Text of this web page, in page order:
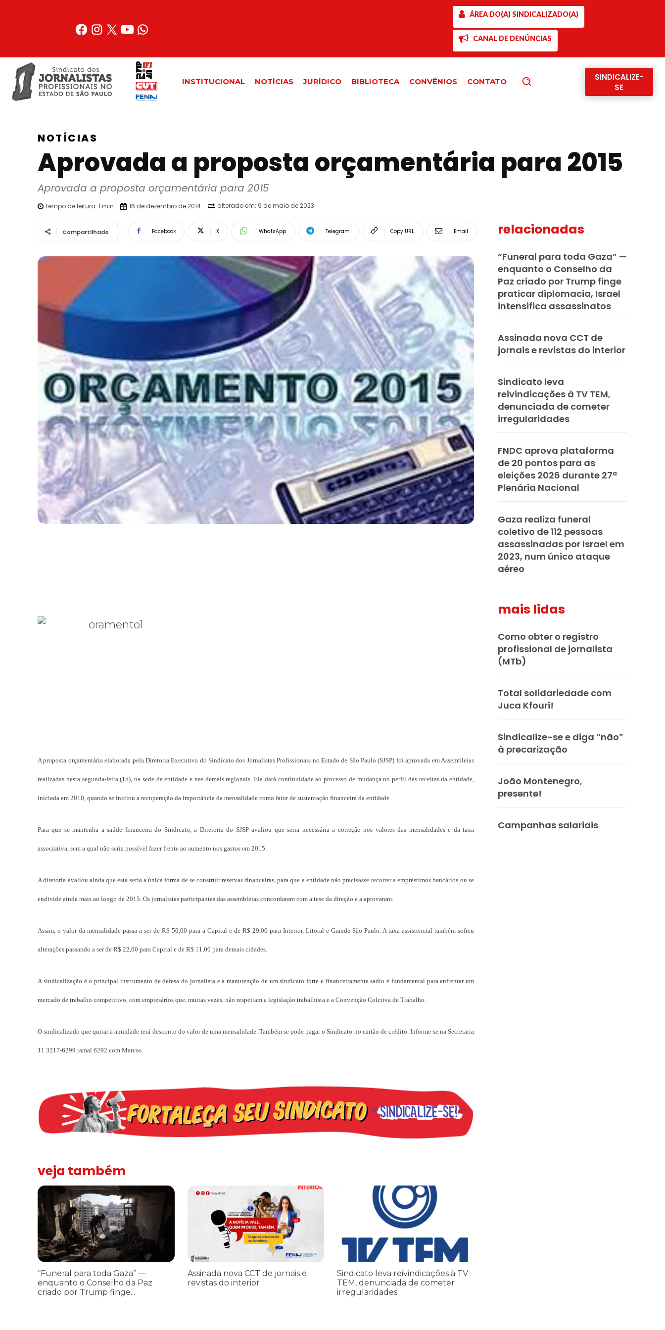
ÁREA DO(A) SINDICALIZADO(A)
CANAL DE DENÚNCIAS
INSTITUCIONAL NOTÍCIAS JURÍDICO BIBLIOTECA CONVÊNIOS CONTATO
SINDICALIZE-
SE
NOTÍCIAS
Aprovada a proposta orçamentária para 2015
Aprovada a proposta orçamentária para 2015
tempo de leitura: 1 min. 16 de dezembro de 2014 alterado em: 9 de maio de 2023
Compartilhado Facebook X WhatsApp Telegram Copy URL Email
A proposta orçamentária elaborada pela Diretoria Executiva do Sindicato dos Jornalistas Profissionais no Estado de São Paulo (SJSP) foi aprovada em Assembleias
realizadas nesta segunda-feira (15), na sede da entidade e nas demais regionais. Ela dará continuidade ao processo de mudança no perfil das receitas da entidade,
iniciada em 2010, quando se iniciou a recuperação da importância da mensalidade como fator de sustentação financeira da entidade.
Para que se mantenha a saúde financeira do Sindicato, a Diretoria do SJSP avaliou que seria necessária a correção nos valores das mensalidades e da taxa
associativa, sem a qual não seria possível fazer frente ao aumento nos gastos em 2015.
A diretoria avaliou ainda que esta seria a única forma de se construir reservas financeiras, para que a entidade não precisasse recorrer a empréstimos bancários ou se
endivide ainda mais ao longo de 2015. Os jornalistas participantes das assembleias concordaram com a tese da direção e a aprovaram.
Assim, o valor da mensalidade passa a ser de R$ 50,00 para a Capital e de R$ 29,00 para Interior, Litoral e Grande São Paulo. A taxa assistencial também sofreu
alterações passando a ser de R$ 22,00 para Capital e de R$ 11,00 para demais cidades.
A sindicalização é o principal instrumento de defesa do jornalista e a manutenção de um sindicato forte e financeiramente sadio é fundamental para enfrentar um
mercado de trabalho competitivo, com empresários que, muitas vezes, não respeitam a legislação trabalhista e a Convenção Coletiva de Trabalho.
O sindicalizado que quitar a anuidade terá desconto do valor de uma mensalidade. Também se pode pagar o Sindicato no cartão de crédito. Informe-se na Secretaria
11 3217-6299 ramal 6292 com Marcos.
veja também
“Funeral para toda Gaza” — enquanto o Conselho da Paz criado por Trump finge praticar diplomacia, Israel intensifica assassinatos
“Funeral para toda Gaza” —
enquanto o Conselho da Paz
criado por Trump finge...
Assinada nova CCT de jornais e revistas do interior
Assinada nova CCT de jornais e
revistas do interior
Sindicato leva reivindicações à TV TEM, denunciada de cometer irregularidades
Sindicato leva reivindicações à TV
TEM, denunciada de cometer
irregularidades
relacionadas
“Funeral para toda Gaza” —
enquanto o Conselho da
Paz criado por Trump finge
praticar diplomacia, Israel
intensifica assassinatos
Assinada nova CCT de
jornais e revistas do interior
Sindicato leva
reivindicações à TV TEM,
denunciada de cometer
irregularidades
FNDC aprova plataforma
de 20 pontos para as
eleições 2026 durante 27ª
Plenária Nacional
Gaza realiza funeral
coletivo de 112 pessoas
assassinadas por Israel em
2023, num único ataque
aéreo
mais lidas
Como obter o registro
profissional de jornalista
(MTb)
Total solidariedade com
Juca Kfouri!
Sindicalize-se e diga “não”
à precarização
João Montenegro,
presente!
Campanhas salariais